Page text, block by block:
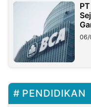
06/
PENDIDIKAN